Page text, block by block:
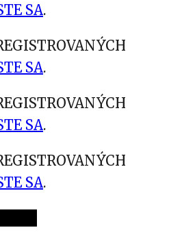
SA.
SA.
SA.
SA.